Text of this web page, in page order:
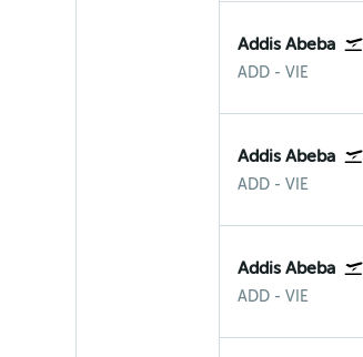
Addis Abeba
ADD Addis Ababa
- VIE
Addis Abeba
ADD Addis Ababa
- VIE
Addis Abeba
ADD Addis Ababa
- VIE